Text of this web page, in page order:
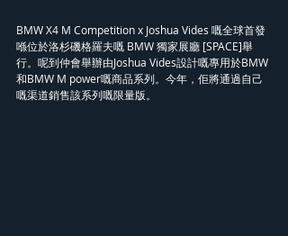
BMW X4 M Competition x Joshua Vides 嘅全球首發
喺位於洛杉磯格羅夫嘅 BMW 獨家展廳 [SPACE]舉
行。呢到仲會舉辦由Joshua Vides設計嘅專用於BMW
和BMW M power嘅商品系列。今年，佢將通過自己
嘅渠道銷售該系列嘅限量版。